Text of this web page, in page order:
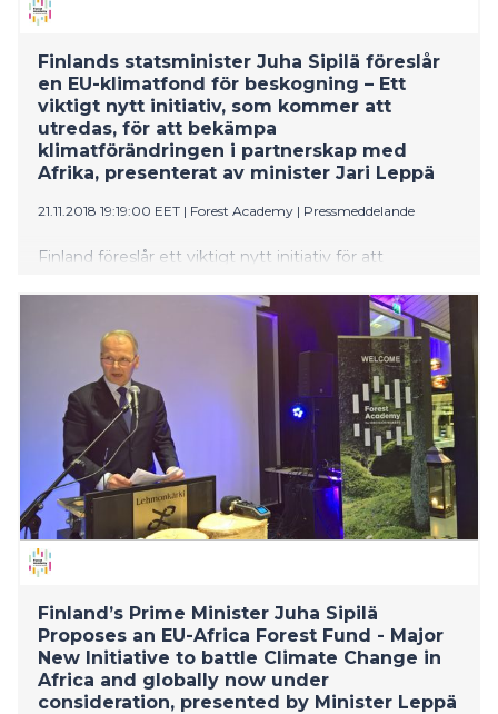
Finlands statsminister Juha Sipilä föreslår
en EU-klimatfond för beskogning – Ett
viktigt nytt initiativ, som kommer att
utredas, för att bekämpa
klimatförändringen i partnerskap med
Afrika, presenterat av minister Jari Leppä
21.11.2018 19:19:00 EET | Forest Academy | Pressmeddelande
Finland föreslår ett viktigt nytt initiativ för att
genom samarbete mellan EU och Afrika.
Statsminister Juha Sipilä har redan diskuterat Finlands
initiativ med Europeiska kommissionens ordförande
Jean-Claude Juncker. Jord- och skogsbruksminister
Jari Leppä har informerat EU:s jordbrukskommissionär
Phil Hogan och medlemsstaterna om saken.
Initiativet lanserades idag av minister Leppä på den
första EU-Skogsakademin för beslutsfattare som
ordnades av Finland och Sverige.
Finland’s Prime Minister Juha Sipilä
Proposes an EU-Africa Forest Fund - Major
New Initiative to battle Climate Change in
Africa and globally now under
consideration, presented by Minister Leppä